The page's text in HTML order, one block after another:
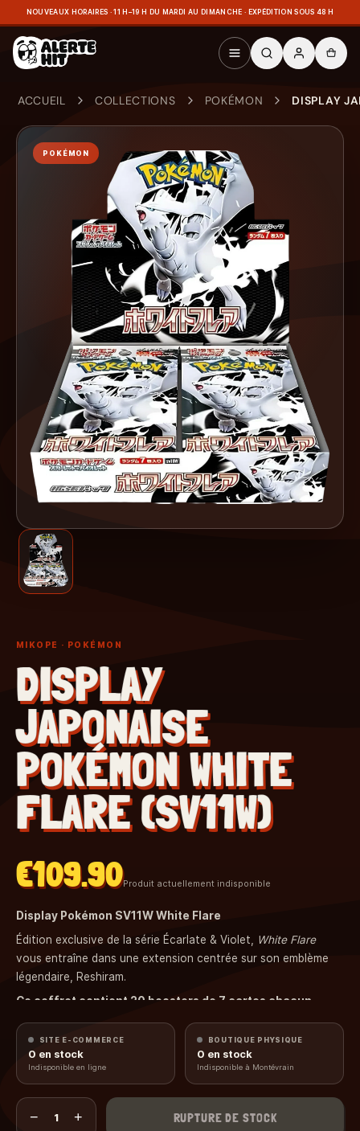
NOUVEAUX HORAIRES · 11 H–19 H DU MARDI AU DIMANCHE · EXPÉDITION SOUS 48 H
ACCUEIL COLLECTIONS POKÉMON DISPLAY
POKÉMON
MIKOPE · POKÉMON
DISPLAY
JAPONAISE
POKÉMON WHITE
FLARE (SV11W)
€109.90Produit actuellement indisponible
Display Pokémon SV11W White Flare
Édition exclusive de la série Écarlate & Violet,
White Flare
vous entraîne dans une extension centrée sur son emblème
légendaire, Reshiram.
Ce coffret contient 20 boosters de 7 cartes chacun
SITE E-COMMERCE
0 en stock
Indisponible en ligne
BOUTIQUE PHYSIQUE
0 en stock
Indisponible à Montévrain
− 1 + RUPTURE DE STOCK